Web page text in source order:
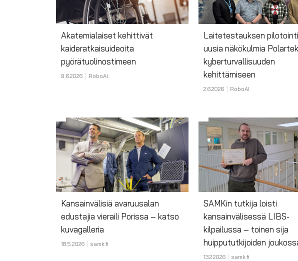
Akatemialaiset kehittivät
kaideratkaisuideoita
pyörätuolinostimeen
9.6.2026 RoboAI
Laitetestauksen
uusia näkökulmia
kyberturvallisuuden
kehittämiseen
2.6.2026 RoboAI
Kansainvälisiä avaruusalan
edustajia vieraili Porissa – katso
kuvagalleria
18.5.2026 samk.fi
SAMKin tutkija loisti
kansainvälisessä LIBS-
kilpailussa – toinen sija
huippututkijoiden
13.2.2026 samk.fi